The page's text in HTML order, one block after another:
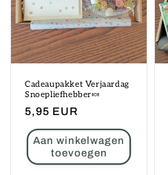
Cadeaupakket Verjaardag
Snoepliefhebber🍬
Normale
prijs
5,95 EUR
Aan winkelwagen
toevoegen